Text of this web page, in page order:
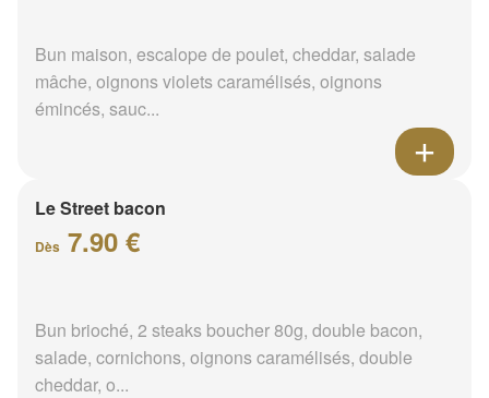
Bun maison, escalope de poulet, cheddar, salade
mâche, oignons violets caramélisés, oignons
émincés, sauc...
Le Street bacon
Dès 7.90 €
Bun brioché, 2 steaks boucher 80g, double bacon,
salade, cornichons, oignons caramélisés, double
cheddar, o...